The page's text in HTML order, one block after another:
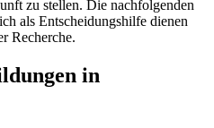
zu stellen. Die nachfolgenden
als Entscheidungshilfe dienen
Recherche.
in